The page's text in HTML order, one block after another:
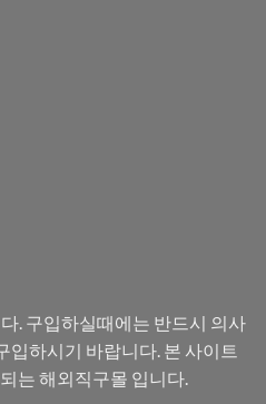
. 구입하실때에는 반드시 의사
입하시기 바랍니다. 본 사이트
는 해외직구몰 입니다.